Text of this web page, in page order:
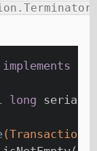
implements
long